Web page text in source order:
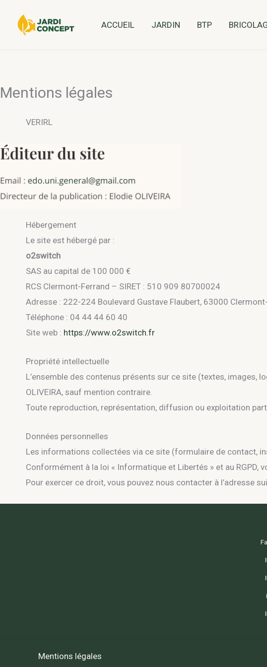
contenu
ACCUEIL JARDIN BTP
Mentions légales
VERIRL
Hébergement
Le site est hébergé par :
o2switch
SAS au capital de 100 000 €
RCS Clermont-Ferrand – SIRET : 510 909 80700024
Adresse : 222-224 Boulevard Gustave Flaubert, 63000
Téléphone : 04 44 44 60 40
Site web : https://www.o2switch.fr
Propriété intellectuelle
L’ensemble des contenus présents sur ce site (textes, images,
OLIVEIRA, sauf mention contraire.
Toute reproduction, représentation, diffusion ou exploitation
Données personnelles
Les informations collectées via ce site (formulaire de contact,
Conformément à la loi « Informatique et Libertés » et au RGPD,
Pour exercer ce droit, vous pouvez nous contacter à l’adresse
Mentions légales